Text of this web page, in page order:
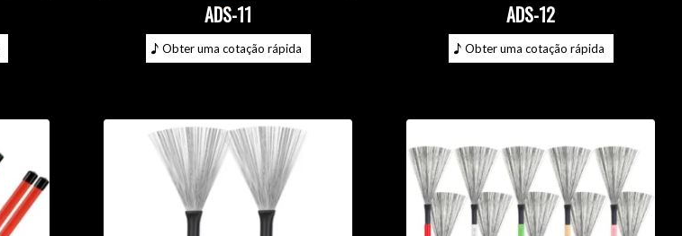
ADS-11
Obter uma cotação rápida
ADS-12
Obter uma cotação rápida